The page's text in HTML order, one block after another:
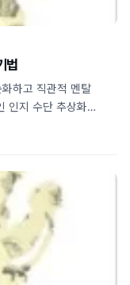
법
하고 직관적 멘탈
인지 수단 추상화
면을 감춘다 동일한
체들의 특정 집합에
에 존재하는 객체에
)과 연관시키는 것
한 타입의 정의 3가지
에 속하는 객체들의